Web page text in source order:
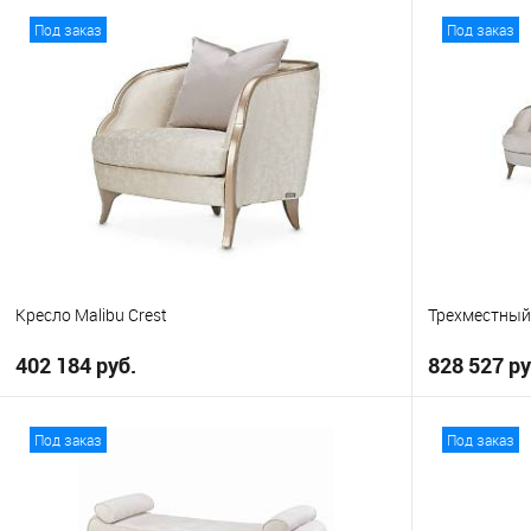
В избранное
Под заказ
Кресло Malibu Crest
402 184 руб.
В избранное
Под заказ
828 527
Под заказ Под заказ